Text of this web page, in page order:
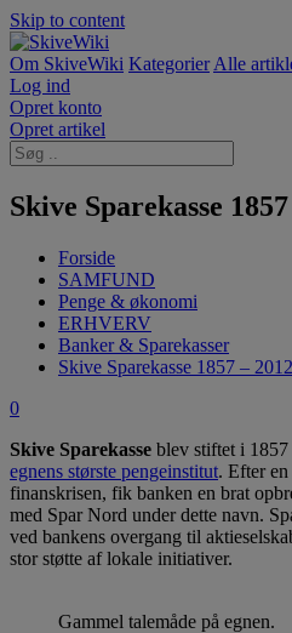
Skip to content
Om SkiveWiki Kategorier Alle
Log ind
Opret konto
Opret artikel
Skive Sparekasse
Forside
SAMFUND
Penge & økonomi
ERHVERV
Banker & Sparekasser
Skive Sparekasse 1857 – 2012
0
Skive Sparekasse blev stiftet i 1857
egnens største pengeinstitut. Efter
finanskrisen, fik banken en brat
med Spar Nord under dette navn.
ved bankens overgang til
stor støtte af lokale initiativer.
Gammel talemåde på egnen.